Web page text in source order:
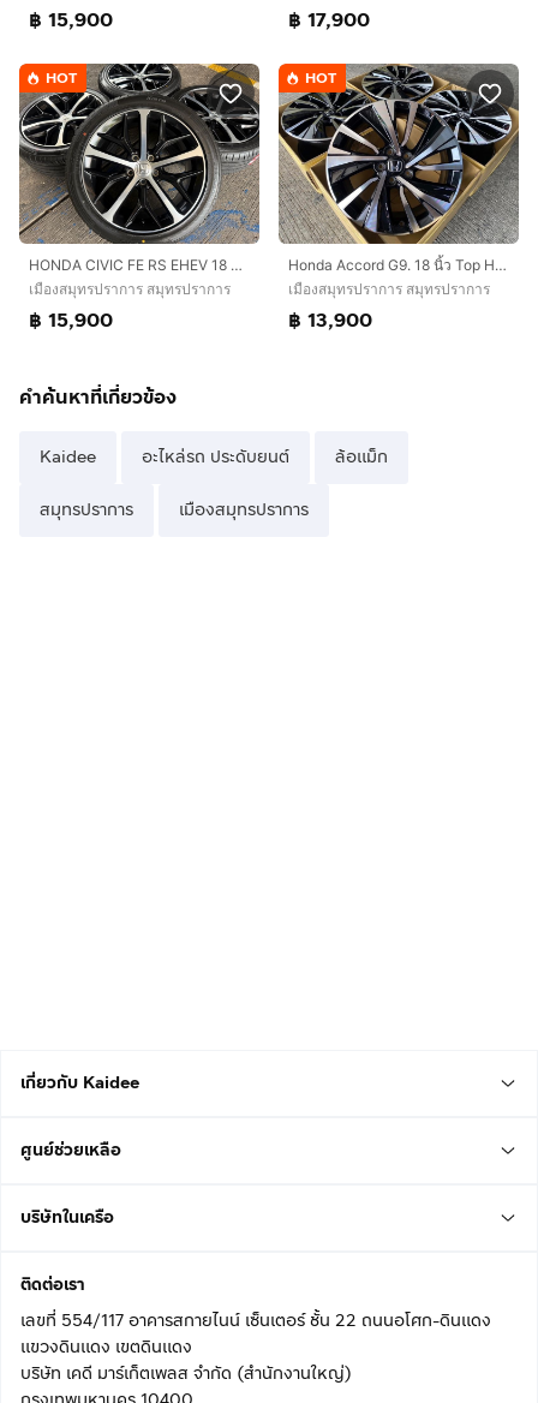
฿ 15,900 ฿ 17,900
HOT
HONDA CIVIC FE RS EHEV 18 นิ้ว TOP🔥
เมืองสมุทรปราการ สมุทรปราการ
฿ 15,900
HOT
Honda Accord G9. 18 นิ้ว Top Hybrid 💢
เมืองสมุทรปราการ สมุทรปราการ
฿ 13,900
คำค้นหาที่เกี่ยวข้อง
Kaidee อะไหล่รถ ประดับยนต์ ล้อแม็ก
สมุทรปราการ เมืองสมุทรปราการ
เกี่ยวกับ Kaidee
ศูนย์ช่วยเหลือ
บริษัทในเครือ
ติดต่อเรา
เลขที่ 554/117 อาคารสกายไนน์ เซ็นเตอร์ ชั้น 22 ถนนอโศก-ดินแดง
แขวงดินแดง เขตดินแดง
บริษัท เคดี มาร์เก็ตเพลส จำกัด (สำนักงานใหญ่)